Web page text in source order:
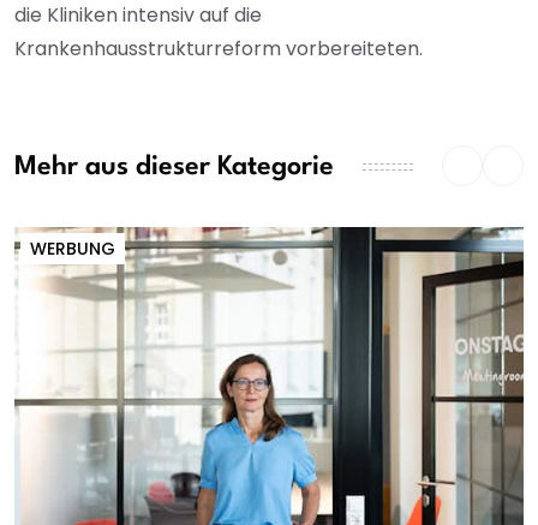
die Kliniken intensiv auf die
Krankenhausstrukturreform vorbereiteten.
Mehr aus dieser Kategorie
WERBUNG